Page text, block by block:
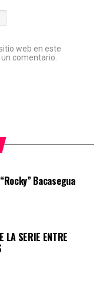
web en este
comentario.
Bacasegua
LA SERIE ENTRE